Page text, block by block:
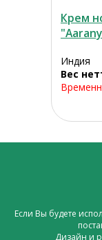
Крем
Индия
Вес
Если Вы будете
Дизайн и